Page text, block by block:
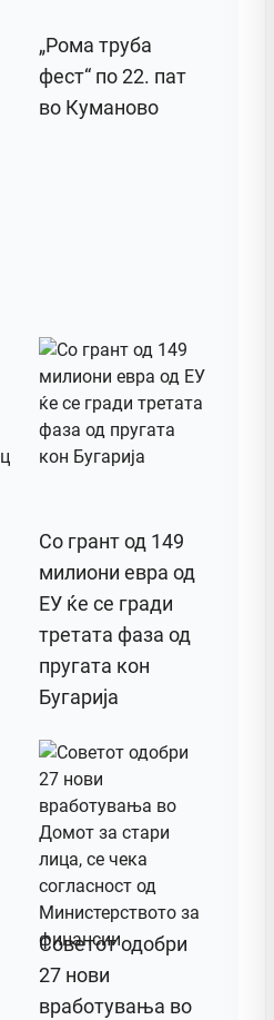
„Рома труба
фест“ по 22. пат
во Куманово
Со грант од 149
милиони евра од
ЕУ ќе се гради
третата фаза од
пругата кон
Бугарија
Советот одобри
27 нови
вработувања во